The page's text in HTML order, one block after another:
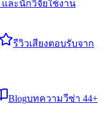
และนักวิจัยใช้งาน
รีวิวเสียงตอบรับจาก
Blogบทความวีซ่า 44+